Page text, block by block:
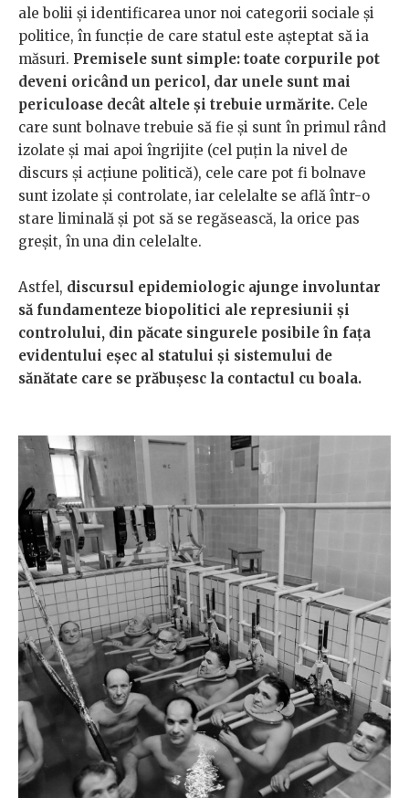
ale bolii și identificarea unor noi categorii sociale și
politice, în funcție de care statul este așteptat să ia
măsuri. Premisele sunt simple: toate corpurile pot
deveni oricând un pericol, dar unele sunt mai
periculoase decât altele și trebuie urmărite. Cele
care sunt bolnave trebuie să fie și sunt în primul rând
izolate și mai apoi îngrijite (cel puțin la nivel de
discurs și acțiune politică), cele care pot fi bolnave
sunt izolate și controlate, iar celelalte se află într-o
stare liminală și pot să se regăsească, la orice pas
greșit, în una din celelalte.
Astfel, discursul epidemiologic ajunge involuntar
să fundamenteze biopolitici ale represiunii și
controlului, din păcate singurele posibile în fața
evidentului eșec al statului și sistemului de
sănătate care se prăbușesc la contactul cu boala.